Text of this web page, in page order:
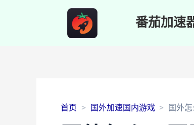
番茄加速
首页 国外加速国内游戏 国外